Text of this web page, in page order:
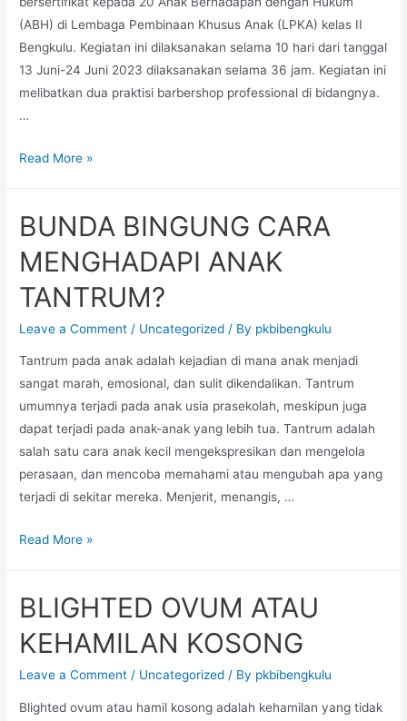
(ABH) di Lembaga Pembinaan Khusus Anak (LPKA) kelas II
Bengkulu. Kegiatan ini dilaksanakan selama 10 hari dari tanggal
13 Juni-24 Juni 2023 dilaksanakan selama 36 jam. Kegiatan ini
melibatkan dua praktisi barbershop professional di bidangnya.
…
20
MENDAPATKAN
PANGKAS
RAMBUT/BARBERSHOP
TINGKAT
LANJUT
Read More »
BUNDA BINGUNG CARA
MENGHADAPI ANAK
TANTRUM?
Leave a Comment / Uncategorized / By pkbibengkulu
Tantrum pada anak adalah kejadian di mana anak menjadi
sangat marah, emosional, dan sulit dikendalikan. Tantrum
umumnya terjadi pada anak usia prasekolah, meskipun juga
dapat terjadi pada anak-anak yang lebih tua. Tantrum adalah
salah satu cara anak kecil mengekspresikan dan mengelola
perasaan, dan mencoba memahami atau mengubah apa yang
terjadi di sekitar mereka. Menjerit, menangis, …
BUNDA
MENGHADAPI
ANAK
TANTRUM?
Read More »
BLIGHTED OVUM ATAU
KEHAMILAN KOSONG
Leave a Comment / Uncategorized / By pkbibengkulu
Blighted ovum atau hamil kosong adalah kehamilan yang tidak